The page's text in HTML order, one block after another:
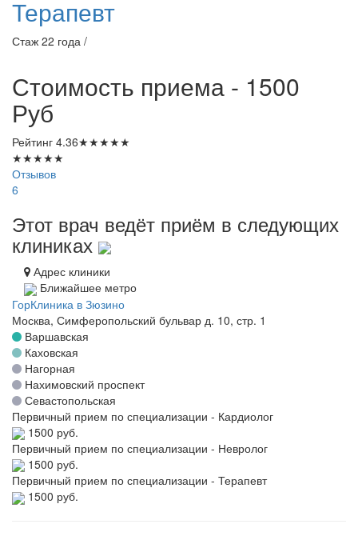
Терапевт
Стаж 22 года /
Стоимость приема - 1500
Руб
Рейтинг 4.36★★★★★
★★★★★
Отзывов
6
Этот врач ведёт приём в следующих
клиниках
Адрес клиники
Ближайшее метро
ГорКлиника в Зюзино
Москва, Симферопольский бульвар д. 10, стр. 1
Варшавская
Каховская
Нагорная
Нахимовский проспект
Севастопольская
Первичный прием по специализации - Кардиолог
1500 руб.
Первичный прием по специализации - Невролог
1500 руб.
Первичный прием по специализации - Терапевт
1500 руб.